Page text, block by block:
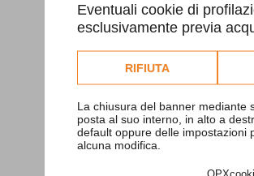
Eventuali cookie di
esclusivamente previa
Consulta l'informativa
RIFIUTA
La chiusura del banner mediante
posta al suo interno, in alto a
default oppure delle impostazioni
alcuna modifica.